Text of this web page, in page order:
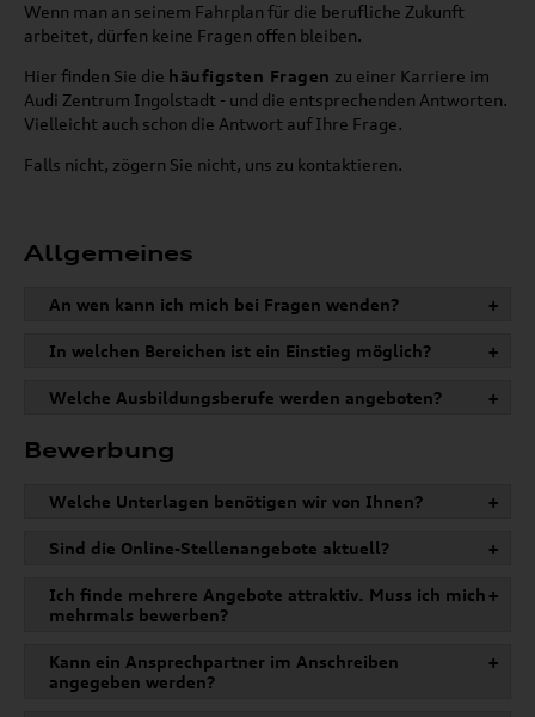
Wenn man an seinem Fahrplan für die berufliche Zukunft
arbeitet, dürfen keine Fragen offen bleiben.
Hier finden Sie die häufigsten Fragen zu einer Karriere im
Audi Zentrum Ingolstadt - und die entsprechenden Antworten.
Vielleicht auch schon die Antwort auf Ihre Frage.
Falls nicht, zögern Sie nicht, uns zu kontaktieren.
Allgemeines
An wen kann ich mich bei Fragen wenden? +
In welchen Bereichen ist ein Einstieg möglich? +
Welche Ausbildungsberufe werden angeboten? +
Bewerbung
Welche Unterlagen benötigen wir von Ihnen? +
Sind die Online-Stellenangebote aktuell? +
Ich finde mehrere Angebote attraktiv. Muss ich mich
mehrmals bewerben?
+
Kann ein Ansprechpartner im Anschreiben
angegeben werden?
+